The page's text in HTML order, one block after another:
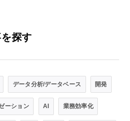
探す
データ分析/データベース 開発
ーション AI 業務効率化